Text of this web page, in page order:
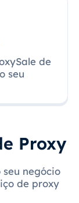
de
seu
Proxy
negócio
de proxy